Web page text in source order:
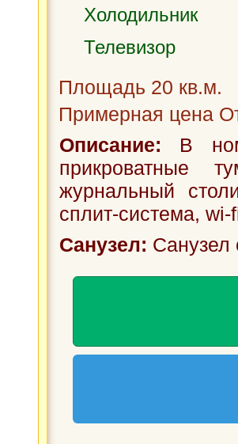
Холодильник
Телевизор
Площадь 20 кв.м.
Примерная цена
Описание: В
прикроватные
журнальный
сплит-система,
Санузел: